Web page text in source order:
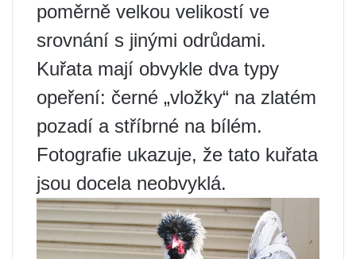
poměrně velkou velikostí ve
srovnání s jinými odrůdami.
Kuřata mají obvykle dva typy
opeření: černé „vložky“ na zlatém
pozadí a stříbrné na bílém.
Fotografie ukazuje, že tato kuřata
jsou docela neobvyklá.